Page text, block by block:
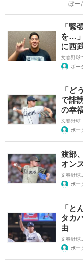
ぼー
「緊
を…
に西
文春野球
ボー
「ど
で誹
の幸
文春野球
ボー
渡部
オン
文春野球
ボー
「と
タカ
由
文春野球
ボー